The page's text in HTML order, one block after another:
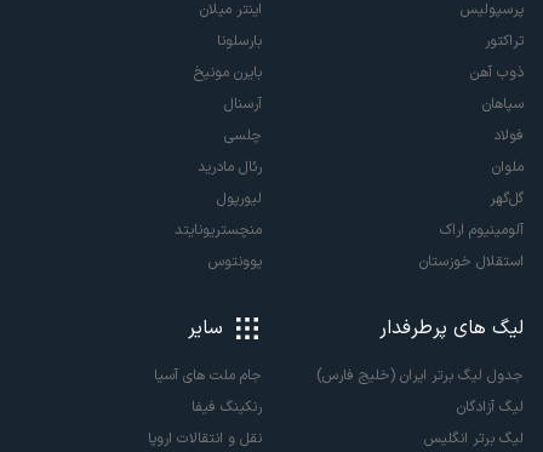
پرسپولیس
تراکتور
ذوب آهن
سپاهان
فولاد
ملوان
گل‌گهر
آلومینیوم اراک
استقلال خوزستان
اینتر میلان
بارسلونا
بایرن مونیخ
آرسنال
چلسی
رئال مادرید
لیورپول
منچستریونایتد
یوونتوس
لیگ های پرطرفدار
جدول لیگ برتر ایران (خلیج فارس)
لیگ آزادگان
لیگ برتر انگلیس
سایر
جام ملت های آسیا
رنکینگ فیفا
نقل و انتقالات اروپا